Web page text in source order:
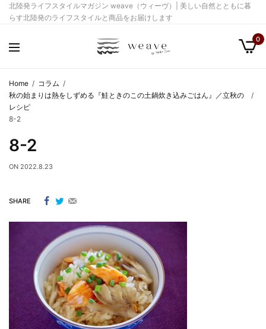
北陸発ライフスタイルマガジン weave（ウィーヴ）| 美しい自然とともに暮
らす北陸発のライフスタイルと商品をお届けします
0
Home
コラム
秋の始まりは熱をしずめる『鮭ときのこの土鍋炊き込みごはん』／立秋の
レシピ
8-2
8-2
ON 2022.8.23
SHARE